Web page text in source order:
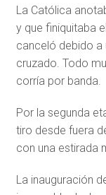
La Católica
y que finiquitaba
canceló debido a
cruzado. Todo
corría por banda.
Por la segunda
tiro desde fuera
con una estirada
La inauguración